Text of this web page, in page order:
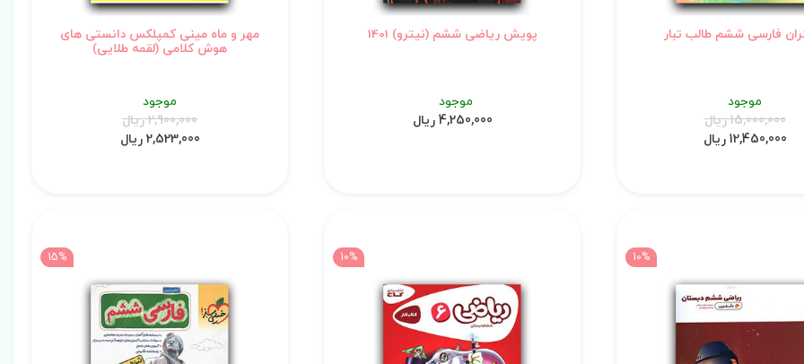
فارسی ششم طالب تبار
موجود
15,000,000 ریال
12,450,000 ریال
پویش ریاضی ششم (نیترو) 1401
موجود
4,250,000 ریال
مهر و ماه مینی کمپلکس دانستی های
هوش کلامی (لقمه طلایی)
موجود
2,900,000 ریال
2,523,000 ریال
10%
10%
15%